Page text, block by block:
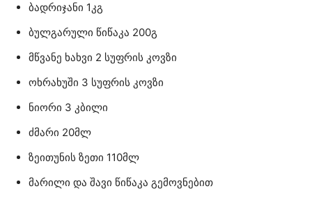
ბადრიჯანი 1კგ
ბულგარული წიწაკა 200გ
მწვანე ხახვი 2 სუფრის კოვზი
ოხრახუში 3 სუფრის კოვზი
ნიორი 3 კბილი
ძმარი 20მლ
ზეითუნის ზეთი 110მლ
მარილი და შავი წიწაკა გემოვნებით